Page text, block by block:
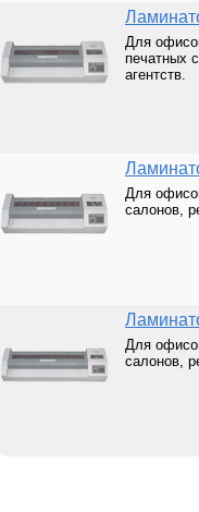
Для
печатных
агентств.
Для
салонов,
Для
салонов,